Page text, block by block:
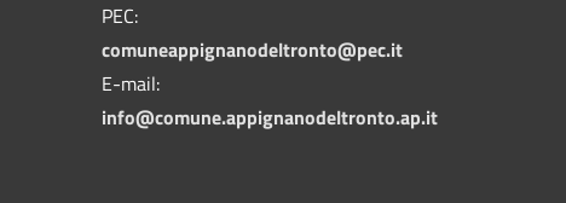
PEC:
comuneappignanodeltronto@pec.it
E-mail:
info@comune.appignanodeltronto.ap.it